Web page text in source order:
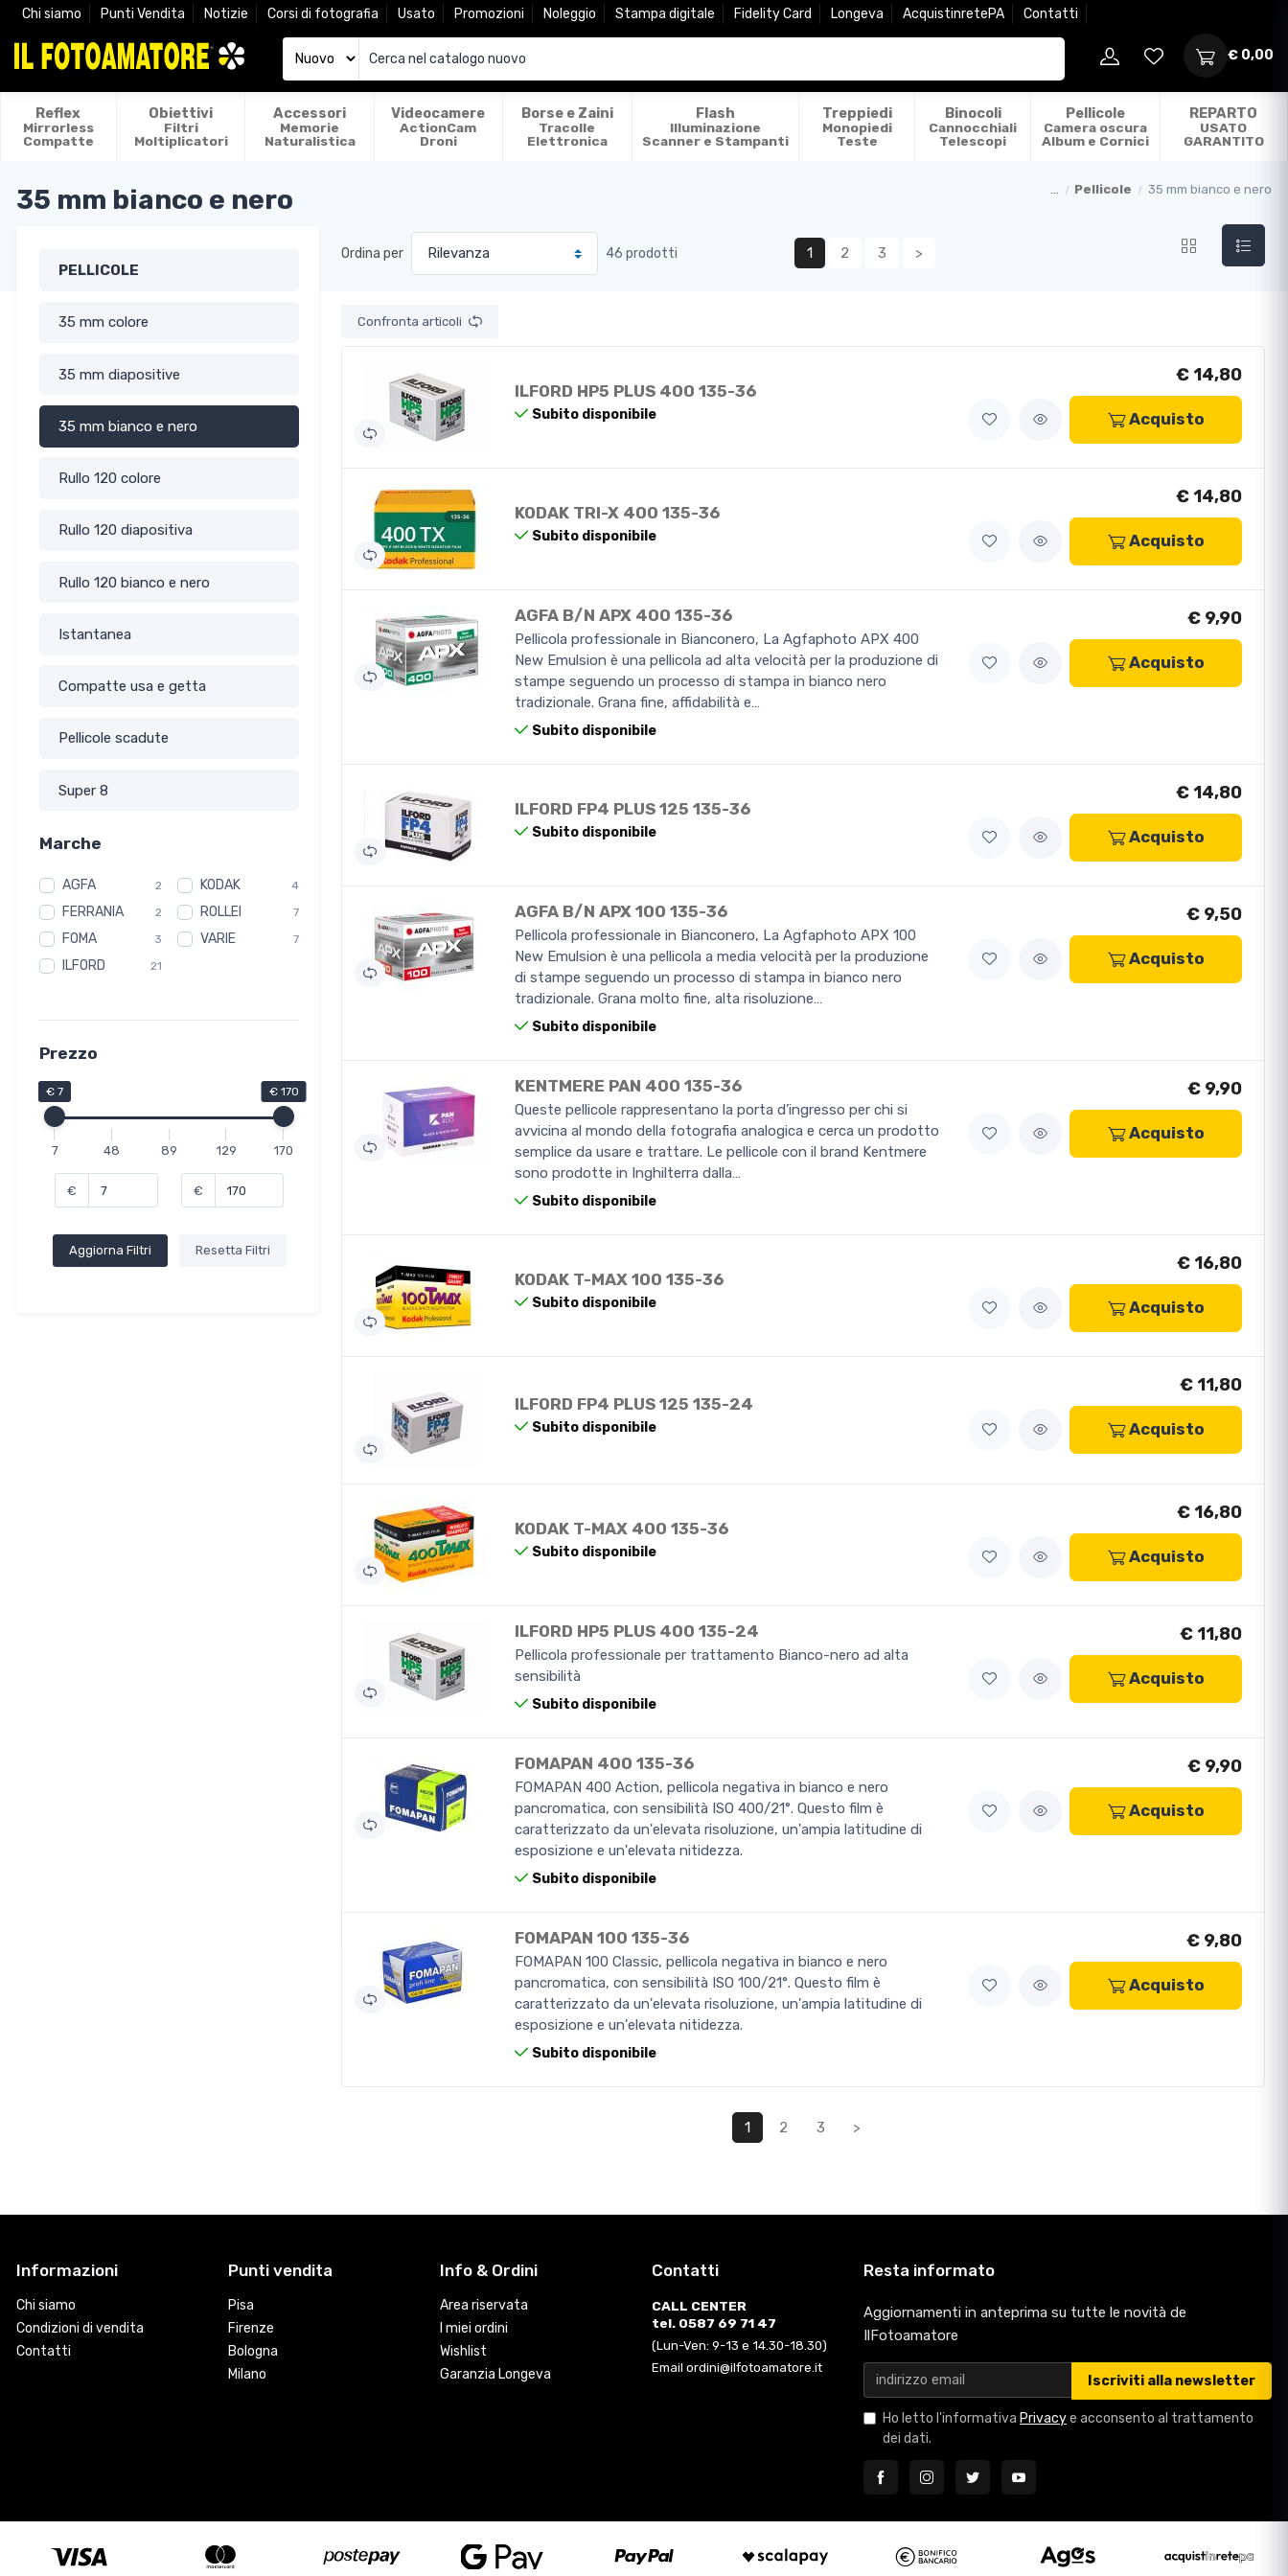
Chi siamo Punti Vendita Notizie Corsi di fotografia Usato Promozioni Noleggio Stampa digitale Fidelity Card Longeva AcquistinretePA Contatti
€ 0,00
Reflex
Mirrorless
Compatte
Obiettivi
Filtri
Moltiplicatori
Accessori
Memorie
Naturalistica
Videocamere
ActionCam
Droni
Borse e Zaini
Tracolle
Elettronica
Flash
Illuminazione
Scanner e Stampanti
Treppiedi
Monopiedi
Teste
Binocoli
Cannocchiali
Telescopi
Pellicole
Camera oscura
Album e Cornici
REPARTO
USATO
GARANTITO
Pellicole 35 mm bianco e nero
35 mm bianco e nero
PELLICOLE
35 mm colore
35 mm diapositive
35 mm bianco e nero
Rullo 120 colore
Rullo 120 diapositiva
Rullo 120 bianco e nero
Istantanea
Compatte usa e getta
Pellicole scadute
Super 8
Marche
AGFA 2
FERRANIA 2
FOMA 3
ILFORD 21
KODAK 4
ROLLEI 7
VARIE 7
Prezzo
€ 7 € 170
7 48 89 129 170
€ €
Aggiorna Filtri Resetta Filtri
Ordina per 46 prodotti 1 2 3 >
Confronta articoli
ILFORD HP5 PLUS 400 135-36
Subito disponibile
€ 14,80
Acquisto
KODAK TRI-X 400 135-36
Subito disponibile
€ 14,80
Acquisto
AGFA B/N APX 400 135-36
Pellicola professionale in Bianconero, La Agfaphoto APX 400
New Emulsion è una pellicola ad alta velocità per la produzione di
stampe seguendo un processo di stampa in bianco nero
tradizionale. Grana fine, affidabilità e…
Subito disponibile
€ 9,90
Acquisto
ILFORD FP4 PLUS 125 135-36
Subito disponibile
€ 14,80
Acquisto
AGFA B/N APX 100 135-36
Pellicola professionale in Bianconero, La Agfaphoto APX 100
New Emulsion è una pellicola a media velocità per la produzione
di stampe seguendo un processo di stampa in bianco nero
tradizionale. Grana molto fine, alta risoluzione…
Subito disponibile
€ 9,50
Acquisto
KENTMERE PAN 400 135-36
Queste pellicole rappresentano la porta d’ingresso per chi si
avvicina al mondo della fotografia analogica e cerca un prodotto
semplice da usare e trattare. Le pellicole con il brand Kentmere
sono prodotte in Inghilterra dalla…
Subito disponibile
€ 9,90
Acquisto
KODAK T-MAX 100 135-36
Subito disponibile
€ 16,80
Acquisto
ILFORD FP4 PLUS 125 135-24
Subito disponibile
€ 11,80
Acquisto
KODAK T-MAX 400 135-36
Subito disponibile
€ 16,80
Acquisto
ILFORD HP5 PLUS 400 135-24
Pellicola professionale per trattamento Bianco-nero ad alta
sensibilità
Subito disponibile
€ 11,80
Acquisto
FOMAPAN 400 135-36
FOMAPAN 400 Action, pellicola negativa in bianco e nero
pancromatica, con sensibilità ISO 400/21°. Questo film è
caratterizzato da un'elevata risoluzione, un'ampia latitudine di
esposizione e un'elevata nitidezza.
Subito disponibile
€ 9,90
Acquisto
FOMAPAN 100 135-36
FOMAPAN 100 Classic, pellicola negativa in bianco e nero
pancromatica, con sensibilità ISO 100/21°. Questo film è
caratterizzato da un'elevata risoluzione, un'ampia latitudine di
esposizione e un'elevata nitidezza.
Subito disponibile
€ 9,80
Acquisto
1 2 3 >
Informazioni
Chi siamo
Condizioni di vendita
Contatti
Punti vendita
Pisa
Firenze
Bologna
Milano
Info & Ordini
Area riservata
I miei ordini
Wishlist
Garanzia Longeva
Contatti
CALL CENTER
tel. 0587 69 71 47
(Lun-Ven: 9-13 e 14.30-18.30)
Email ordini@ilfotoamatore.it
Resta informato
Aggiornamenti in anteprima su tutte le novità de
IlFotoamatore
Iscriviti alla newsletter
Ho letto l'informativa Privacye acconsento al trattamento
dei dati.